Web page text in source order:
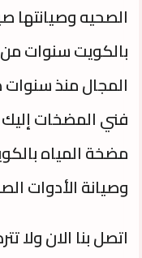
الصحيه وصيانتها
بالكويت سنوات
المجال منذ سنوات
فني المضخات
مضخة المياه
وصيانة الأدوات
اتصل بنا الان ولا